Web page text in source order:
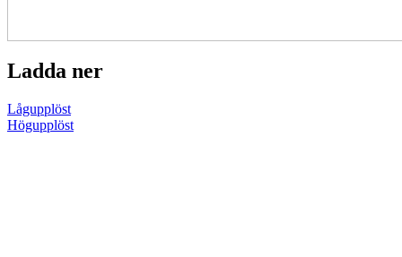
Ladda ner
Lågupplöst
Högupplöst